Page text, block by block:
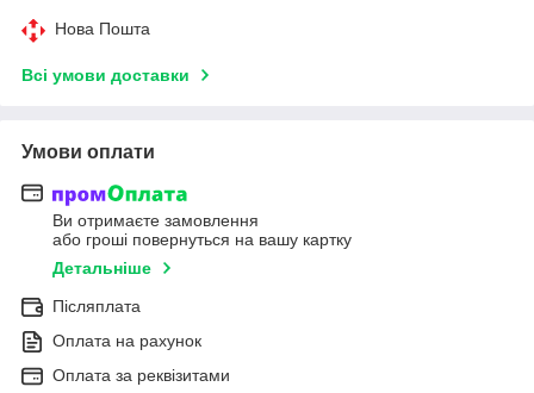
Нова Пошта
Всі умови доставки
Умови оплати
Ви отримаєте замовлення
або гроші повернуться на вашу картку
Детальніше
Післяплата
Оплата на рахунок
Оплата за реквізитами